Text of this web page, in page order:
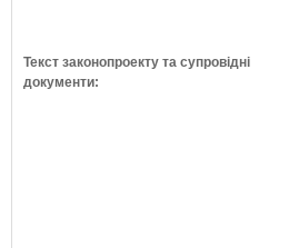
Текст законопроекту та супровідні
документи: